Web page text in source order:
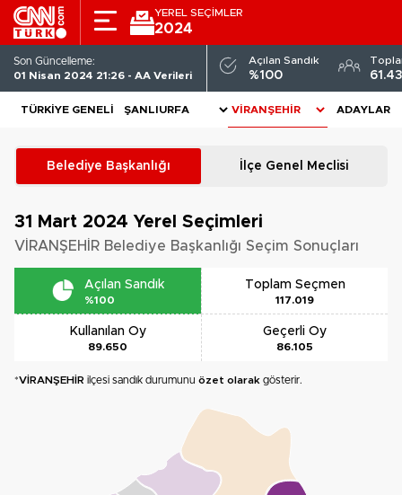
YEREL SEÇİMLER
2024
Son Güncelleme:
01 Nisan 2024 21:26 - AA Verileri
Açılan Sandık
%100
TÜRKIYE GENELI ADAYLAR
Belediye Başkanlığı İlçe Genel Meclisi
31 Mart 2024 Yerel Seçimleri
VİRANŞEHİR Belediye Başkanlığı Seçim Sonuçları
Açılan Sandık
%100
Toplam Seçmen
117.019
Kullanılan Oy
89.650
Geçerli Oy
86.105
*VİRANŞEHİR ilçesi sandık durumunu özet olarak gösterir.